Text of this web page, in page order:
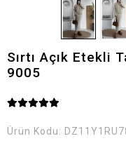
Sırtı Açık Etekli
9005
Ürün Kodu: